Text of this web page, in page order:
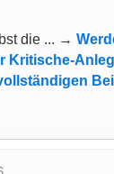
die ... →
Kritische-